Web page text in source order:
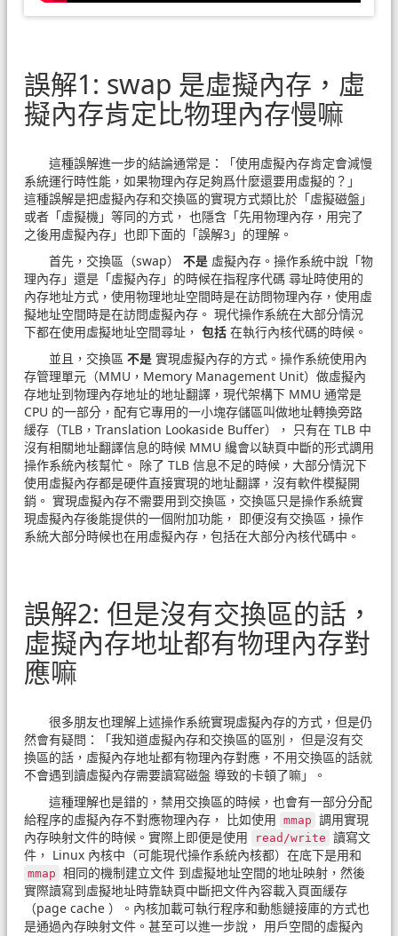
誤解1: swap 是虛擬內存，虛
擬內存肯定比物理內存慢嘛
這種誤解進一步的結論通常是：「使用虛擬內存肯定會減慢
系統運行時性能，如果物理內存足夠爲什麼還要用虛擬的？」
這種誤解是把虛擬內存和交換區的實現方式類比於「虛擬磁盤」
或者「虛擬機」等同的方式， 也隱含「先用物理內存，用完了
之後用虛擬內存」也即下面的「誤解3」的理解。
首先，交換區（swap） 不是 虛擬內存。操作系統中說「物
理內存」還是「虛擬內存」的時候在指程序代碼 尋址時使用的
內存地址方式，使用物理地址空間時是在訪問物理內存，使用虛
擬地址空間時是在訪問虛擬內存。 現代操作系統在大部分情況
下都在使用虛擬地址空間尋址， 包括 在執行內核代碼的時候。
並且，交換區 不是 實現虛擬內存的方式。操作系統使用內
存管理單元（MMU，Memory Management Unit）做虛擬內
存地址到物理內存地址的地址翻譯，現代架構下 MMU 通常是
CPU 的一部分，配有它專用的一小塊存儲區叫做地址轉換旁路
緩存（TLB，Translation Lookaside Buffer）， 只有在 TLB 中
沒有相關地址翻譯信息的時候 MMU 纔會以缺頁中斷的形式調用
操作系統內核幫忙。 除了 TLB 信息不足的時候，大部分情況下
使用虛擬內存都是硬件直接實現的地址翻譯，沒有軟件模擬開
銷。 實現虛擬內存不需要用到交換區，交換區只是操作系統實
現虛擬內存後能提供的一個附加功能， 即便沒有交換區，操作
系統大部分時候也在用虛擬內存，包括在大部分內核代碼中。
誤解2: 但是沒有交換區的話，
虛擬內存地址都有物理內存對
應嘛
很多朋友也理解上述操作系統實現虛擬內存的方式，但是仍
然會有疑問：「我知道虛擬內存和交換區的區別， 但是沒有交
換區的話，虛擬內存地址都有物理內存對應，不用交換區的話就
不會遇到讀虛擬內存需要讀寫磁盤 導致的卡頓了嘛」。
這種理解也是錯的，禁用交換區的時候，也會有一部分分配
給程序的虛擬內存不對應物理內存， 比如使用 mmap 調用實現
內存映射文件的時候。實際上即便是使用
read/​write 讀寫文
件， Linux 內核中（可能現代操作系統內核都）在底下是用和
mmap 相同的機制建立文件 到虛擬地址空間的地址映射，然後
實際讀寫到虛擬地址時靠缺頁中斷把文件內容載入頁面緩存
（page cache ）。內核加載可執行程序和動態鏈接庫的方式也
是通過內存映射文件。甚至可以進一步說， 用戶空間的虛擬內